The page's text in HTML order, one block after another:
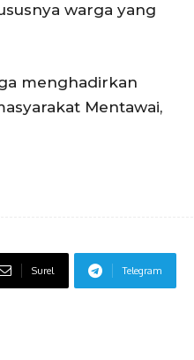
warga yang
menghadirkan
Mentawai,
Surel Telegram